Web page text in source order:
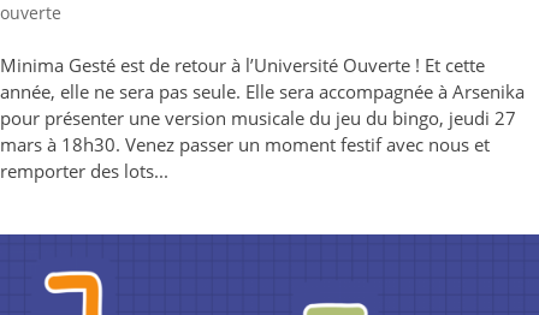
ouverte
Minima Gesté est de retour à l’Université Ouverte ! Et cette
année, elle ne sera pas seule. Elle sera accompagnée à Arsenika
pour présenter une version musicale du jeu du bingo, jeudi 27
mars à 18h30. Venez passer un moment festif avec nous et
remporter des lots...